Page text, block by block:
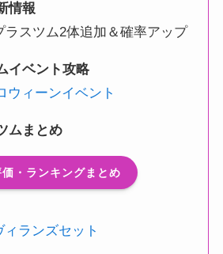
情報
ラスツム2体追加＆確率アップ
イベント攻略
ウィーンイベント
ムまとめ
・ランキングまとめ
ランズセット